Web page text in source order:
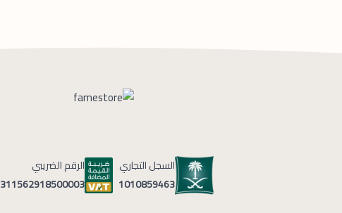
السجل التجاري
1010859463
الرقم الضريبي
311562918500003